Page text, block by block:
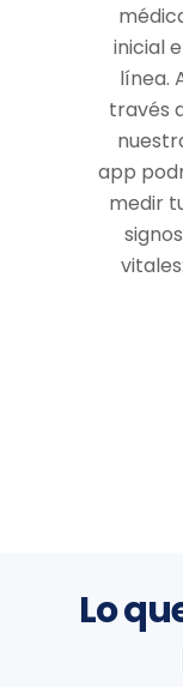
inicial
línea.
través
app
medir
signos
vitales:
Lo